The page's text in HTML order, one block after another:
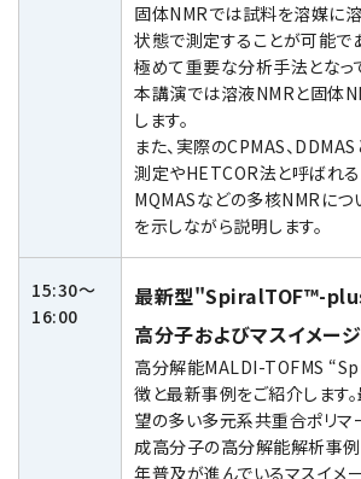
固体NMRでは試料を溶媒に溶
状態で測定することが可能で
極めて重要な分析手法となっ
本講演では溶液NMRと固体
します。
また、実際のCPMAS、
測定やHETCOR法と呼ばれ
MQMASなどの多核NMRにつ
を示しながら説明します。
15:30～
16:00
最新型"SpiralTOF™-
高分子およびマスイメー
高分解能MALDI-TOFMS
徴と最新事例をご紹介します
望の多い多元系共重合ポリマ
成高分子の高分解能解析事例
年普及が進んでいるマスイメ